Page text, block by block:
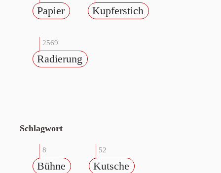
Papier Kupferstich
2569
Radierung
Schlagwort
8
Bühne
52
Kutsche